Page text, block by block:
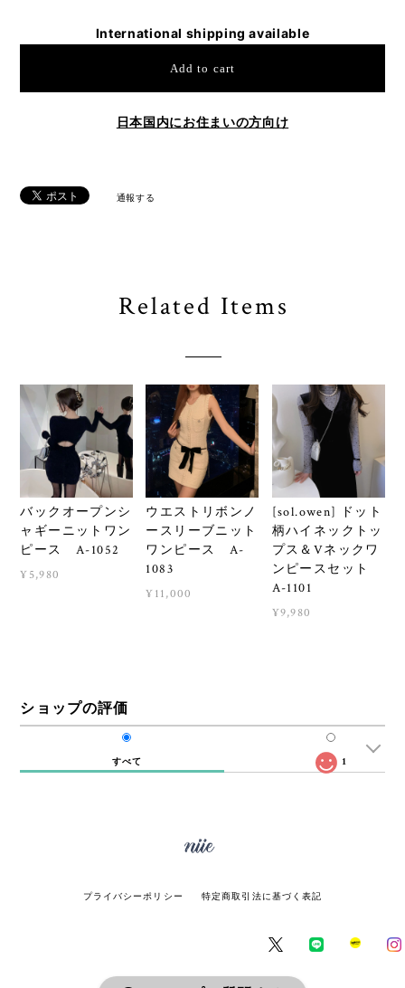
International shipping available
Add to cart
日本国内にお住まいの方向け
通報する
Related Items
バックオープンシ
ャギーニットワン
ピース A-1052
¥5,980
ウエストリボンノ
ースリーブニット
ワンピース A-
1083
¥11,000
[sol.owen] ドット
柄ハイネックトッ
プス＆Vネックワ
ンピースセット
A-1101
¥9,980
ショップの評価
すべて 1
プライバシーポリシー 特定商取引法に基づく表記